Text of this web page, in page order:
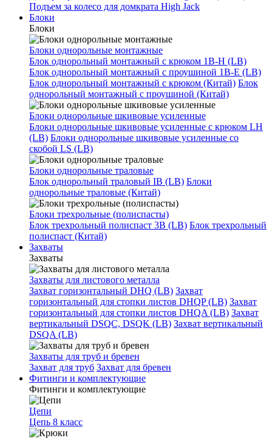
Подъем за колесо для домкрата High Jack
Блоки
Блоки
Блоки однорольные монтажные
Блок однорольный монтажный с крюком 1B-H (LB)
Блок однорольный монтажный с проушиной 1B-E (LB)
Блок однорольный монтажный с крюком (Китай) Блок
однорольный монтажный с проушиной (Китай)
Блоки однорольные шкивовые усиленные
Блоки однорольные шкивовые усиленные с крюком LH
(LB) Блоки однорольные шкивовые усиленные со
скобой LS (LB)
Блоки однорольные траловые
Блок однорольный траловый IB (LB) Блоки
однорольные траловые (Китай)
Блоки трехрольные (полиспасты)
Блок трехрольный полиспаст 3B (LB) Блок трехрольный
полиспаст (Китай)
Захваты
Захваты
Захваты для листового металла
Захват горизонтальный DHQ (LB) Захват
горизонтальный для стопки листов DHQP (LB) Захват
горизонтальный для стопки листов DHQA (LB) Захват
вертикальный DSQC, DSQK (LB) Захват вертикальный
DSQA (LB)
Захваты для труб и бревен
Захват для труб Захват для бревен
Фитинги и комплектующие
Фитинги и комплектующие
Цепи
Цепь 8 класс